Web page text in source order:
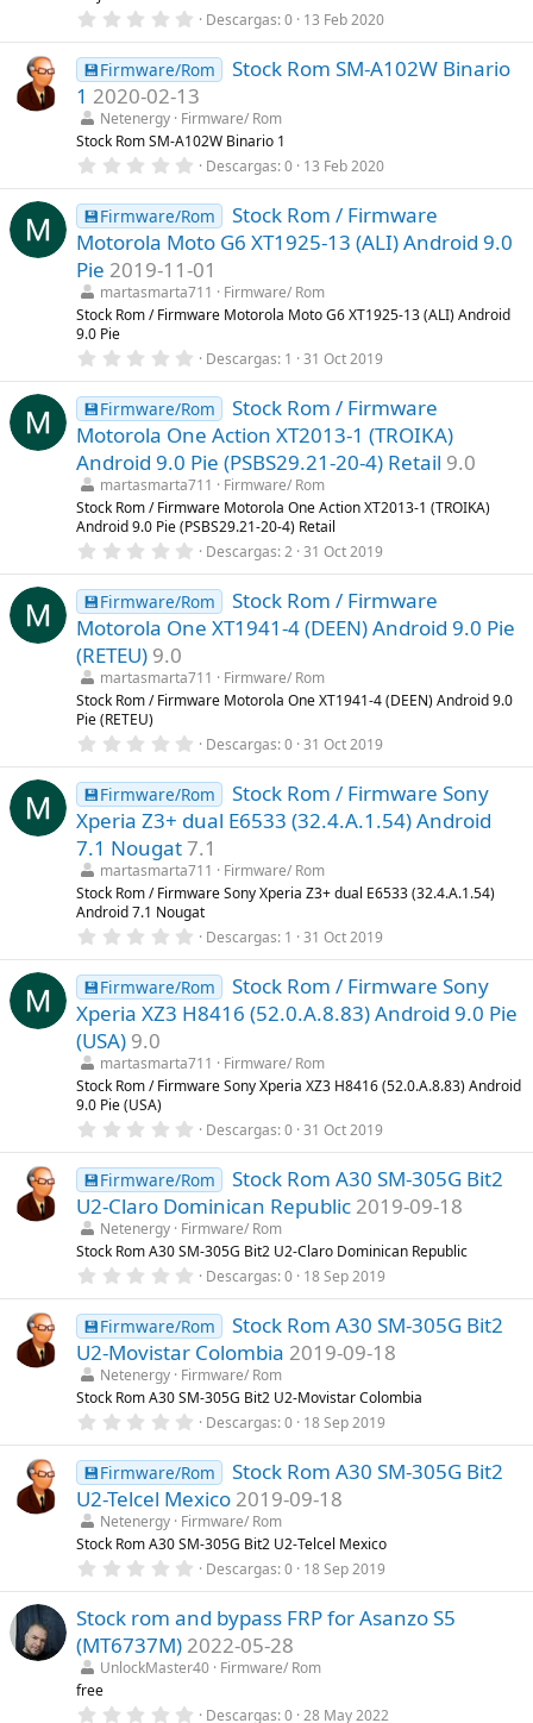
l
a
(
s
)
0
0
0
e
s
t
r
e
l
a
(
s
)
Descargas 0 13 Feb 2020
💾Firmware/Rom
Stock Rom SM-A102W Binario
1 2020-02-13
Netenergy Firmware/ Rom
Stock Rom SM-A102W Binario 1
0
0
0
e
s
t
r
e
l
s
)
Descargas 0 13 Feb 2020
💾Firmware/Rom
Stock Rom / Firmware
Motorola Moto G6 XT1925-13 (ALI) Android 9.0
Pie 2019-11-01
martasmarta711
Firmware/ Rom
Stock Rom / Firmware Motorola Moto G6 XT1925-13 (ALI) Android
9.0 Pie
0
0
0
e
s
t
r
e
l
l
a
s
)
Descargas 1 31 Oct 2019
💾Firmware/Rom
Stock Rom / Firmware
Motorola One Action XT2013-1 (TROIKA)
Android 9.0 Pie (PSBS29.21-20-4) Retail 9.0
martasmarta711
Firmware/ Rom
Stock Rom / Firmware Motorola One Action XT2013-1 (TROIKA)
Android 9.0 Pie (PSBS29.21-20-4) Retail
0
0
0
e
s
e
l
s
)
Descargas 2 31 Oct 2019
💾Firmware/Rom
Stock Rom / Firmware
Motorola One XT1941-4 (DEEN) Android 9.0 Pie
(RETEU) 9.0
martasmarta711
Firmware/ Rom
Stock Rom / Firmware Motorola One XT1941-4 (DEEN) Android 9.0
Pie (RETEU)
0
0
0
e
s
t
r
e
l
l
a
s
)
Descargas 0 31 Oct 2019
💾Firmware/Rom
Stock Rom / Firmware Sony
Xperia Z3+ dual E6533 (32.4.A.1.54) Android
7.1 Nougat7.1
martasmarta711
Firmware/ Rom
Stock Rom / Firmware Sony Xperia Z3+ dual E6533 (32.4.A.1.54)
Android 7.1 Nougat
0
0
0
e
s
e
l
s
)
Descargas 1 31 Oct 2019
💾Firmware/Rom
Stock Rom / Firmware Sony
Xperia XZ3 H8416 (52.0.A.8.83) Android 9.0 Pie
(USA) 9.0
martasmarta711
Firmware/ Rom
Stock Rom / Firmware Sony Xperia XZ3 H8416 (52.0.A.8.83) Android
9.0 Pie (USA)
0
0
0
e
s
t
r
e
l
a
(
s
)
Descargas 0 31 Oct 2019
💾Firmware/Rom
Stock Rom A30 SM-305G Bit2
U2-Claro Dominican Republic 2019-09-18
Netenergy Firmware/ Rom
Stock Rom A30 SM-305G Bit2 U2-Claro Dominican Republic
0
0
0
e
s
t
r
e
l
a
(
s
)
Descargas 0 18 Sep 2019
💾Firmware/Rom
Stock Rom A30 SM-305G Bit2
U2-Movistar Colombia 2019-09-18
Netenergy Firmware/ Rom
Stock Rom A30 SM-305G Bit2 U2-Movistar Colombia
0
0
0
e
s
t
r
e
l
(
s
)
Descargas 0 18 Sep 2019
💾Firmware/Rom
Stock Rom A30 SM-305G Bit2
U2-Telcel Mexico 2019-09-18
Netenergy Firmware/ Rom
Stock Rom A30 SM-305G Bit2 U2-Telcel Mexico
0
0
0
e
s
t
Descargas 0 18 Sep 2019
Stock rom and bypass FRP for Asanzo S5
(MT6737M) 2022-05-28
UnlockMaster40 Firmware/ Rom
free
0 Descargas 0 28 May 2022